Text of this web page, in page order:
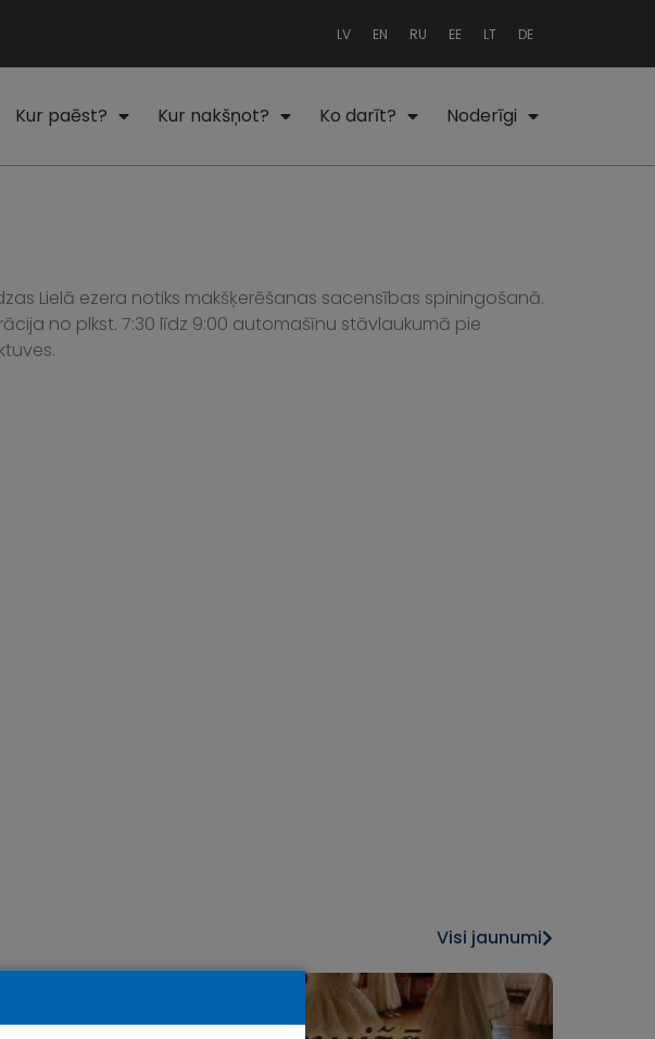
LV EN RU EE LT DE
Kur paēst? Kur nakšņot? Ko darīt? Noderīgi
Lielā ezera notiks makšķerēšanas sacensības spiningošanā.
no plkst. 7:30 līdz 9:00 automašīnu stāvlaukumā pie
Visi jaunumi